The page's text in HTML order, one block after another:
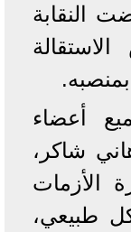
النقابة
أعضاء
شاكر،
الأزمات
طبيعي،